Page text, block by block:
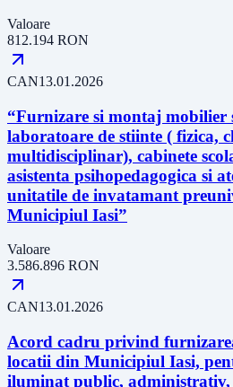
Valoare
812.194 RON
CAN13.01.2026
“Furnizare si montaj mobilier
laboratoare de stiinte ( fizica,
multidisciplinar), cabinete
asistenta psihopedagogica si
unitatile de invatamant
Municipiul Iasi”
Valoare
3.586.896 RON
CAN13.01.2026
Acord cadru privind
locatii din Municipiul Iasi,
iluminat public, administrativ,